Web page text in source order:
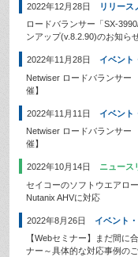
2022年12月28日
リリース
ロードバランサー「SX-
ンアップ(v.8.2.90)のお知ら
2022年11月28日
イベント
Netwiser ロードバランサー
催】
2022年11月11日
イベント
Netwiser ロードバランサー
催】
2022年10月14日
ニュース
セイコーのソフトウエアロ
Nutanix AHVに対応
2022年8月26日
イベント
【Webセミナー】まだ間に
ナー～具体的な対応事例の